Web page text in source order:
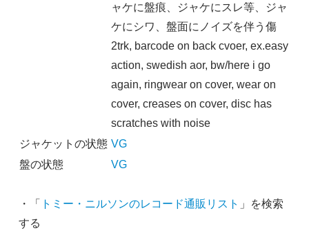
ャケに盤痕、ジャケにスレ等、ジャ
ケにシワ、盤面にノイズを伴う傷
2trk, barcode on back cvoer, ex.easy
action, swedish aor, bw/here i go
again, ringwear on cover, wear on
cover, creases on cover, disc has
scratches with noise
ジャケットの状態 VG
盤の状態
VG
・「 トミー・ニルソンのレコード通販リスト 」を検索
する